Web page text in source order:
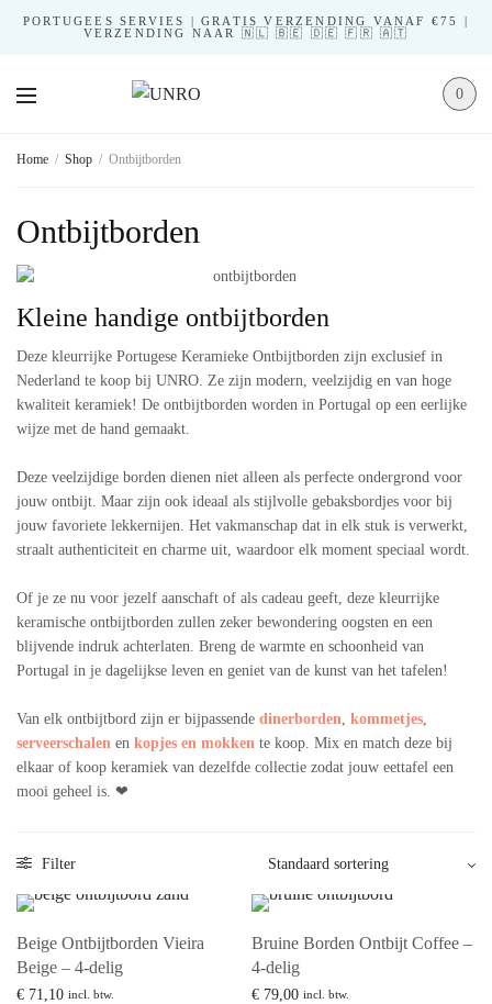
PORTUGEES SERVIES | GRATIS VERZENDING VANAF €75 |
VERZENDING NAAR 🇳🇱 🇧🇪 🇩🇪 🇫🇷 🇦🇹
0
Home / Shop / Ontbijtborden
Ontbijtborden
Kleine handige ontbijtborden
Deze kleurrijke Portugese Keramieke Ontbijtborden zijn exclusief in
Nederland te koop bij UNRO. Ze zijn modern, veelzijdig en van hoge
kwaliteit keramiek! De ontbijtborden worden in Portugal op een eerlijke
wijze met de hand gemaakt.
Deze veelzijdige borden dienen niet alleen als perfecte ondergrond voor
jouw ontbijt. Maar zijn ook ideaal als stijlvolle gebaksbordjes voor bij
jouw favoriete lekkernijen. Het vakmanschap dat in elk stuk is verwerkt,
straalt authenticiteit en charme uit, waardoor elk moment speciaal wordt.
Of je ze nu voor jezelf aanschaft of als cadeau geeft, deze kleurrijke
keramische ontbijtborden zullen zeker bewondering oogsten en een
blijvende indruk achterlaten. Breng de warmte en schoonheid van
Portugal in je dagelijkse leven en geniet van de kunst van het tafelen!
Van elk ontbijtbord zijn er bijpassendedinerborden,kommetjes,
serveerschalen enkopjes en mokken te koop. Mix en match deze bij
elkaar of koop keramiek van dezelfde collectie zodat jouw eettafel een
mooi geheel is. ❤︎
Filter
Beige Ontbijtborden Vieira
Beige – 4-delig
€ 71,10 incl. btw.
Bruine Borden Ontbijt Coffee –
4-delig
€ 79,00 incl. btw.